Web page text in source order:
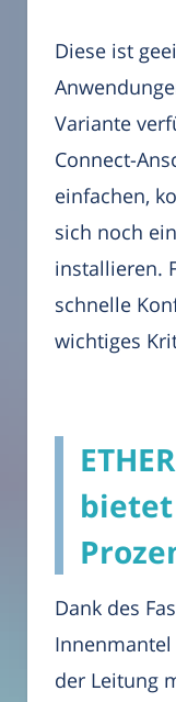
Diese ist
Variante
Connect-
einfachen,
sich noch
installieren.
schnelle
wichtiges
bietet
Dank des
der Leitung